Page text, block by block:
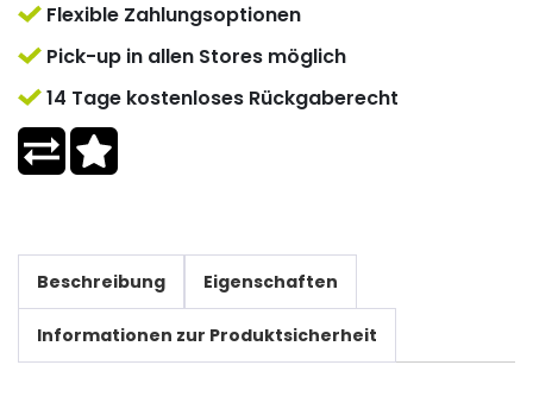
Flexible Zahlungsoptionen
Pick-up in allen Stores möglich
14 Tage kostenloses Rückgaberecht
Beschreibung Eigenschaften
Informationen zur Produktsicherheit